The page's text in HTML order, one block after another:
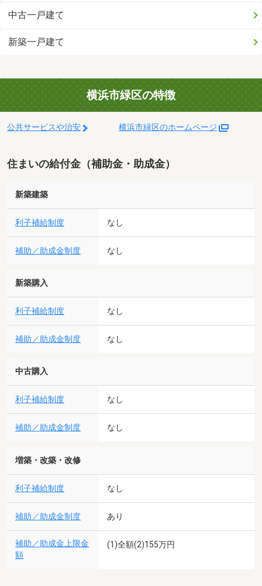
中古一戸建て
新築一戸建て
横浜市緑区の特徴
公共サービスや治安 横浜市緑区のホームページ
住まいの給付金（補助金・助成金）
新築建築
利子補給制度 なし
補助／助成金制度 なし
新築購入
利子補給制度 なし
補助／助成金制度 なし
中古購入
利子補給制度 なし
補助／助成金制度 なし
増築・改築・改修
利子補給制度 なし
補助／助成金制度 あり
補助／助成金上限金
額
(1)全額(2)155万円